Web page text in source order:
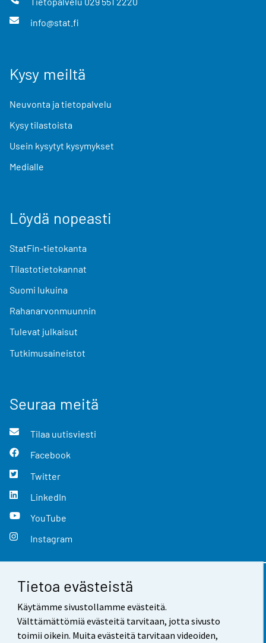
Tietoa evästeistä
Käytämme sivustollamme evästeitä.
Välttämättömiä evästeitä tarvitaan, jotta sivusto
toimii oikein. Muita evästeitä tarvitaan videoiden,
info@stat.fi
Kysy meiltä
Neuvonta ja tietopalvelu
Kysy tilastoista
Usein kysytyt kysymykset
Medialle
Löydä nopeasti
StatFin-tietokanta
Tilastotietokannat
Suomi lukuina
Rahanarvonmuunnin
Tulevat julkaisut
Tutkimusaineistot
Seuraa meitä
Tilaa uutisviesti
Facebook
Twitter
LinkedIn
YouTube
Instagram
Yhteystiedot
Palaute
Käyttöehdot